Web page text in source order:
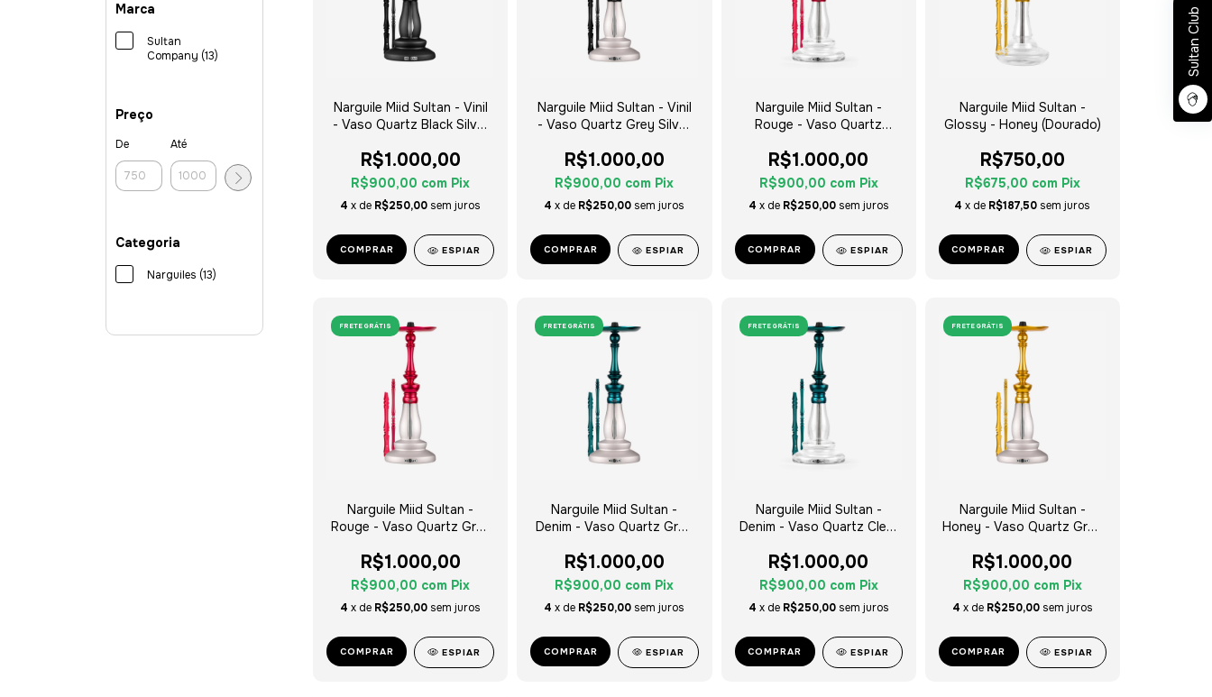
Marca
Sultan
Company (13)
Preço
De Até
Categoria
Narguiles (13)
Narguile Miid Sultan - Vinil
- Vaso Quartz Black Silver
R$1.000,00
R$900,00 com Pix
4 x de R$250,00 sem juros
COMPRAR ESPIAR
Narguile Miid Sultan - Vinil
- Vaso Quartz Grey Silver
R$1.000,00
R$900,00 com Pix
4 x de R$250,00 sem juros
COMPRAR ESPIAR
Narguile Miid Sultan -
Rouge - Vaso Quartz
R$1.000,00
R$900,00 com Pix
4 x de R$250,00 sem juros
COMPRAR ESPIAR
Narguile Miid Sultan -
Glossy - Honey (Dourado)
R$750,00
R$675,00 com Pix
4 x de R$187,50 sem juros
COMPRAR ESPIAR
FRETE GRÁTIS
Narguile Miid Sultan -
Rouge - Vaso Quartz Grey
R$1.000,00
R$900,00 com Pix
4 x de R$250,00 sem juros
COMPRAR ESPIAR
FRETE GRÁTIS
Narguile Miid Sultan -
Denim - Vaso Quartz Grey
R$1.000,00
R$900,00 com Pix
4 x de R$250,00 sem juros
COMPRAR ESPIAR
FRETE GRÁTIS
Narguile Miid Sultan -
Denim - Vaso Quartz Clear
R$1.000,00
R$900,00 com Pix
4 x de R$250,00 sem juros
COMPRAR ESPIAR
FRETE GRÁTIS
Narguile Miid Sultan -
Honey - Vaso Quartz Grey
R$1.000,00
R$900,00 com Pix
4 x de R$250,00 sem juros
COMPRAR ESPIAR
Sultan Club